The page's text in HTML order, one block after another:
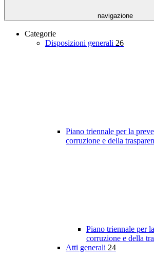
navigazione
Categorie
Disposizioni generali 26
Piano triennale per la
corruzione e della
Piano triennale per
corruzione e della
Atti generali 24